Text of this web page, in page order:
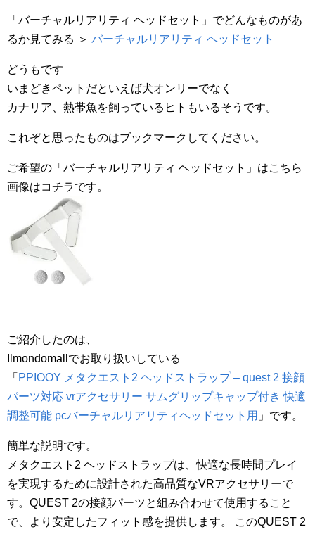
「バーチャルリアリティ ヘッドセット」でどんなものがあ
るか見てみる ＞ バーチャルリアリティ ヘッドセット
どうもです
いまどきペットだといえば犬オンリーでなく
カナリア、熱帯魚を飼っているヒトもいるそうです。
これぞと思ったものはブックマークしてください。
ご希望の「バーチャルリアリティ ヘッドセット」はこちら
画像はコチラです。
ご紹介したのは、
Ilmondomallでお取り扱いしている
「 PPIOOY メタクエスト2 ヘッドストラップ – quest 2 接顔
パーツ対応 vrアクセサリー サムグリップキャップ付き 快適
調整可能 pcバーチャルリアリティヘッドセット用 」です。
簡単な説明です。
メタクエスト2 ヘッドストラップは、快適な長時間プレイ
を実現するために設計された高品質なVRアクセサリーで
す。QUEST 2の接顔パーツと組み合わせて使用すること
で、より安定したフィット感を提供します。 このQUEST 2